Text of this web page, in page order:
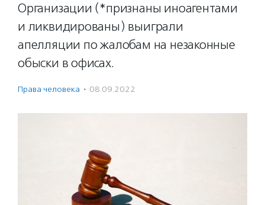
Организации (*признаны иноагентами
и ликвидированы) выиграли
апелляции по жалобам на незаконные
обыски в офисах.
Права человека · 08.09.2022